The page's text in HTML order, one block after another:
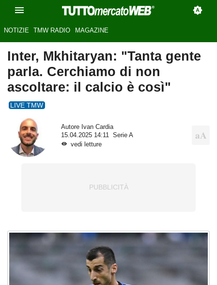
NOTIZIE TMW RADIO MAGAZINE
Inter, Mkhitaryan: "Tanta gente
parla. Cerchiamo di non
ascoltare: il calcio è così"
LIVE TMW
Autore Ivan Cardia
15.04.2025 14:11
Serie A
vedi letture